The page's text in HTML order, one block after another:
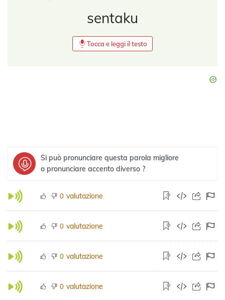
sentaku
Tocca e leggi il testo
Si può pronunciare questa parola migliore
o pronunciare accento diverso ?
0 valutazione
0 valutazione
0 valutazione
0 valutazione